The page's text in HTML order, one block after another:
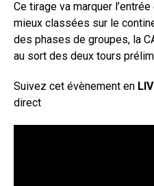
Ce tirage va marquer
mieux classées sur le
des phases de groupes, la
au sort des deux tours
Suivez cet évènement en
direct